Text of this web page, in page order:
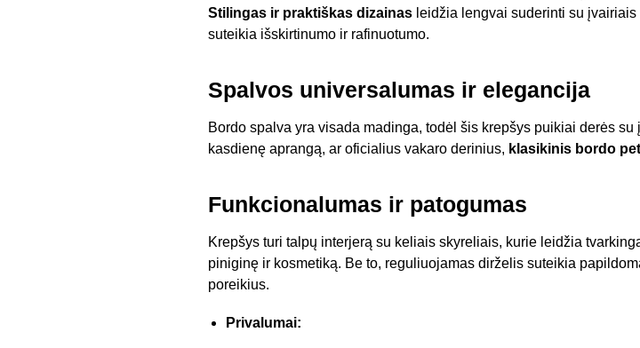
Stilingas ir praktiškas dizainasleidžia lengvai suderinti su įvairiais
suteikia išskirtinumo ir rafinuotumo.
Spalvos universalumas ir elegancija
Bordo spalva yra visada madinga, todėl šis krepšys puikiai derės
kasdienę aprangą, ar oficialius vakaro derinius, klasikinis bordo
Funkcionalumas ir patogumas
Krepšys turi talpų interjerą su keliais skyreliais, kurie leidžia
piniginę ir kosmetiką. Be to, reguliuojamas dirželis suteikia
poreikius.
Privalumai: